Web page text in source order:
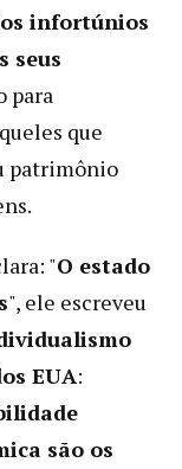
infortúnios
seus
para
que
patrimônio
"O estado
", ele escreveu
EUA:
são os